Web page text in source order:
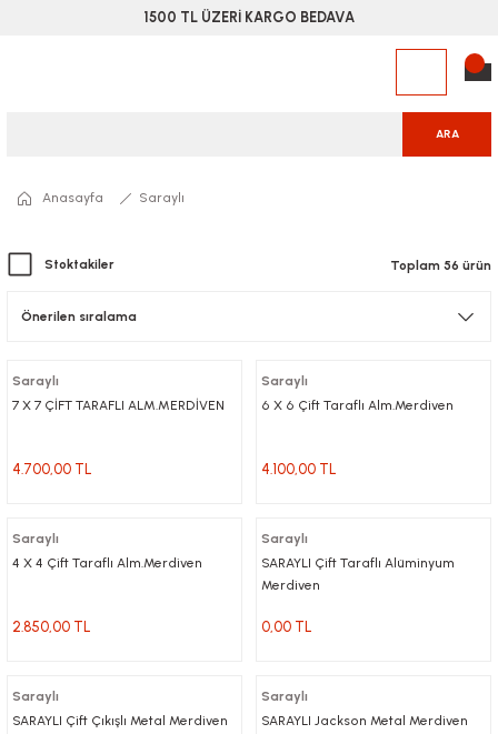
1500 TL ÜZERİ KARGO BEDAVA
ARA
Anasayfa Saraylı
Stoktakiler Toplam 56 ürün
Saraylı
7 X 7 ÇİFT TARAFLI ALM.MERDİVEN
4.700,00 TL
Saraylı
6 X 6 Çift Taraflı Alm.Merdiven
4.100,00 TL
Saraylı
4 X 4 Çift Taraflı Alm.Merdiven
2.850,00 TL
Saraylı
SARAYLI Çift Taraflı Alüminyum
Merdiven
0,00 TL
Saraylı
SARAYLI Çift Çıkışlı Metal Merdiven
Saraylı
SARAYLI Jackson Metal Merdiven